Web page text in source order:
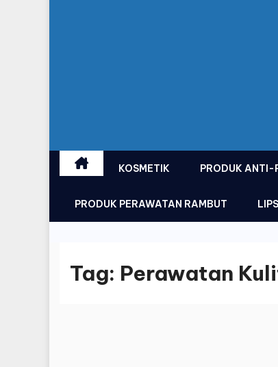
KOSMETIK PRODUK ANTI-
PRODUK PERAWATAN RAMBUT
Tag: Perawatan